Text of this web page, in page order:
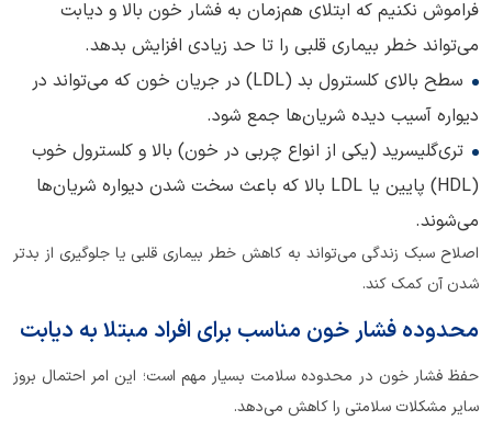
فراموش نکنیم که ابتلای هم‌زمان به فشار خون بالا و دیابت
می‌تواند خطر بیماری قلبی را تا حد زیادی افزایش بدهد.
سطح بالای کلسترول بد (LDL) در جریان خون که می‌تواند در
دیواره آسیب دیده شریان‌ها جمع شود.
تری‌گلیسرید (یکی از انواع چربی در خون) بالا و کلسترول خوب
(HDL) پایین یا LDL بالا که باعث سخت شدن دیواره شریان‌ها
می‌شوند.
اصلاح سبک زندگی می‌تواند به کاهش خطر بیماری قلبی یا جلوگیری از بدتر
شدن آن کمک کند.
محدوده فشار خون مناسب برای افراد مبتلا به دیابت
حفظ فشار خون در محدوده سلامت بسیار مهم است؛ این امر احتمال بروز
سایر مشکلات سلامتی را کاهش می‌دهد.